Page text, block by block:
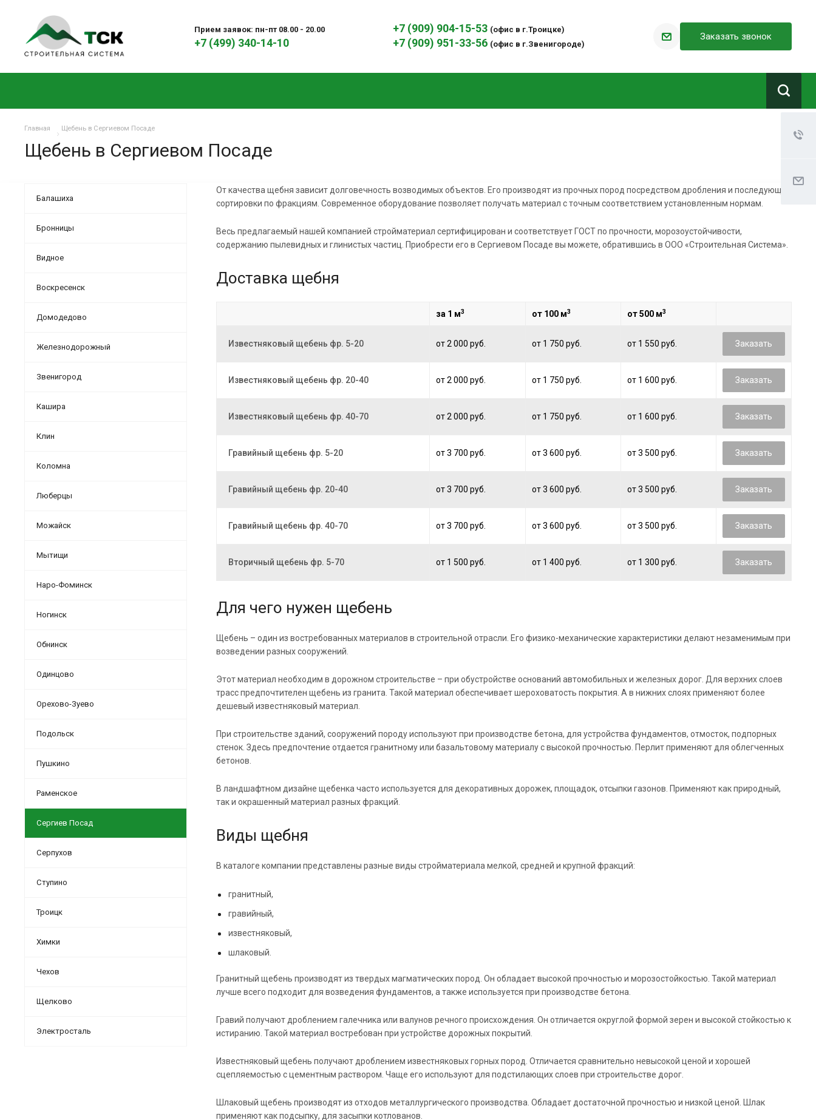
Прием заявок: пн-пт 08.00 - 20.00
+7 (499) 340-14-10
+7 (909) 904-15-53 (офис в г.Троицке)
+7 (909) 951-33-56 (офис в г.Звенигороде)
Заказать звонок
Главная Щебень в Сергиевом Посаде
Щебень в Сергиевом Посаде
От качества щебня зависит долговечность возводимых объектов. Его производят из прочных пород посредством дробления и последующей
сортировки по фракциям. Современное оборудование позволяет получать материал с точным соответствием установленным нормам.
Весь предлагаемый нашей компанией стройматериал сертифицирован и соответствует ГОСТ по прочности, морозоустойчивости,
содержанию пылевидных и глинистых частиц. Приобрести его в Сергиевом Посаде вы можете, обратившись в ООО «Строительная Система».
Доставка щебня
за 1 м3 от 100 м3 от 500 м3
Известняковый щебень фр. 5-20 от 2 000 руб. от 1 750 руб. от 1 550 руб. Заказать
Известняковый щебень фр. 20-40 от 2 000 руб. от 1 750 руб. от 1 600 руб. Заказать
Известняковый щебень фр. 40-70 от 2 000 руб. от 1 750 руб. от 1 600 руб. Заказать
Гравийный щебень фр. 5-20 от 3 700 руб. от 3 600 руб. от 3 500 руб. Заказать
Гравийный щебень фр. 20-40 от 3 700 руб. от 3 600 руб. от 3 500 руб. Заказать
Гравийный щебень фр. 40-70 от 3 700 руб. от 3 600 руб. от 3 500 руб. Заказать
Вторичный щебень фр. 5-70 от 1 500 руб. от 1 400 руб. от 1 300 руб. Заказать
Для чего нужен щебень
Щебень – один из востребованных материалов в строительной отрасли. Его физико-механические характеристики делают незаменимым при
возведении разных сооружений.
Этот материал необходим в дорожном строительстве – при обустройстве оснований автомобильных и железных дорог. Для верхних слоев
трасс предпочтителен щебень из гранита. Такой материал обеспечивает шероховатость покрытия. А в нижних слоях применяют более
дешевый известняковый материал.
При строительстве зданий, сооружений породу используют при производстве бетона, для устройства фундаментов, отмосток, подпорных
стенок. Здесь предпочтение отдается гранитному или базальтовому материалу с высокой прочностью. Перлит применяют для облегченных
бетонов.
В ландшафтном дизайне щебенка часто используется для декоративных дорожек, площадок, отсыпки газонов. Применяют как природный,
так и окрашенный материал разных фракций.
Виды щебня
В каталоге компании представлены разные виды стройматериала мелкой, средней и крупной фракций:
гранитный,
гравийный,
известняковый,
шлаковый.
Гранитный щебень производят из твердых магматических пород. Он обладает высокой прочностью и морозостойкостью. Такой материал
лучше всего подходит для возведения фундаментов, а также используется при производстве бетона.
Гравий получают дроблением галечника или валунов речного происхождения. Он отличается округлой формой зерен и высокой стойкостью к
истиранию. Такой материал востребован при устройстве дорожных покрытий.
Известняковый щебень получают дроблением известняковых горных пород. Отличается сравнительно невысокой ценой и хорошей
сцепляемостью с цементным раствором. Чаще его используют для подстилающих слоев при строительстве дорог.
Шлаковый щебень производят из отходов металлургического производства. Обладает достаточной прочностью и низкой ценой. Шлак
применяют как подсыпку, для засыпки котлованов.
Балашиха
Бронницы
Видное
Воскресенск
Домодедово
Железнодорожный
Звенигород
Кашира
Клин
Коломна
Люберцы
Можайск
Мытищи
Наро-Фоминск
Ногинск
Обнинск
Одинцово
Орехово-Зуево
Подольск
Пушкино
Раменское
Сергиев Посад
Серпухов
Ступино
Троицк
Химки
Чехов
Щелково
Электросталь